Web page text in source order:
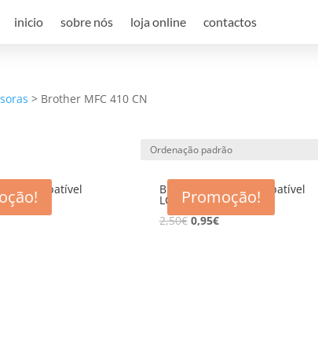
inicio sobre nós loja online contactos
> Brother MFC 410 CN
Compatível Promoção!
Brother Tinteiro Compatível
LC900 MA
2,50€ 0,95€